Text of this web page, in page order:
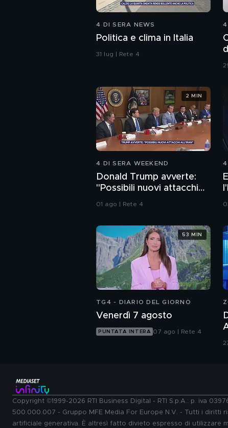
4 DI SERA NEWS
Politica e clima in Italia
31 lug | Rete 4
4
4 DI SERA WEEKEND
Donald Trump avverte:
"Possibili nuovi attacchi
all'Iran"
01 ago | Rete 4
2 MIN
4
TG4 - DIARIO DEL GIORNO
Venerdì 7 agosto
PUNTATA INTERA 07 ago | Rete 4
53 MIN
Copyright ©1999-2026 RTI Business Digital - RTI S.p.A.: p. iva
500.000.007 - Gruppo MFE Media For Europe N.V. - Tutti i
artificiale generativa. È altresì fatto divieto espresso di utilizzare